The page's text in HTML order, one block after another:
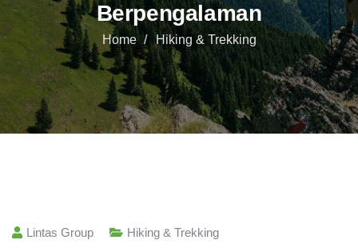
Berpengalaman
Home Hiking & Trekking
Lintas Group Hiking & Trekking